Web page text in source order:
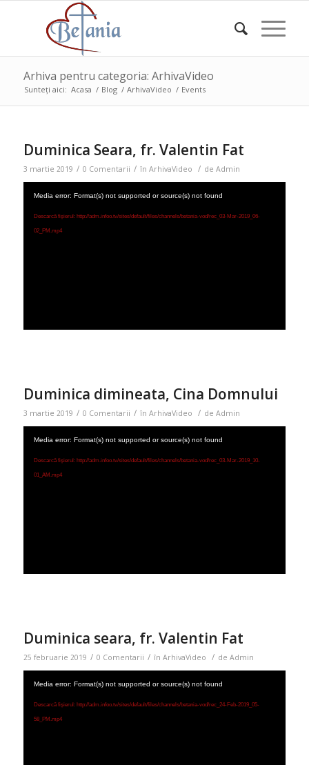
Arhiva pentru categoria: ArhivaVideo
Sunteți aici: Acasa / Blog / ArhivaVideo / Events
Duminica Seara, fr. Valentin Fat
3 martie 2019 / 0 Comentarii / în ArhivaVideo / de Admin
Media error: Format(s) not supported or source(s) not found
Descarcă fișierul: http://adm.infoo.tv/sites/default/files/channels/betania-vod/rec_03-Mar-2019_06-
02_PM.mp4
Duminica dimineata, Cina Domnului
3 martie 2019 / 0 Comentarii / în ArhivaVideo / de Admin
Media error: Format(s) not supported or source(s) not found
Descarcă fișierul: http://adm.infoo.tv/sites/default/files/channels/betania-vod/rec_03-Mar-2019_10-
01_AM.mp4
Duminica seara, fr. Valentin Fat
25 februarie 2019 / 0 Comentarii / în ArhivaVideo / de Admin
Media error: Format(s) not supported or source(s) not found
Descarcă fișierul: http://adm.infoo.tv/sites/default/files/channels/betania-vod/rec_24-Feb-2019_05-
58_PM.mp4